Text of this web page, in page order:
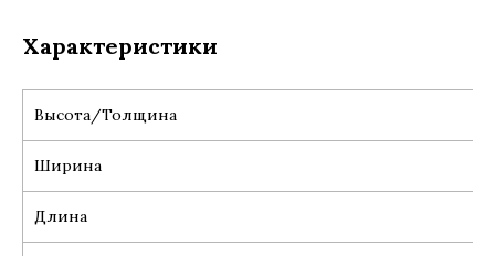
Характеристики
Высота/Толщина
Ширина
Длина